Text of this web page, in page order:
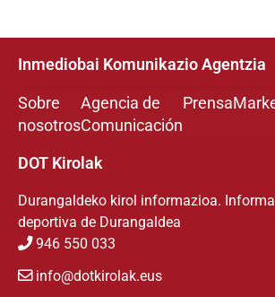
Inmediobai Komunikazio Agentzia
Sobre
nosotros
Agencia de
Comunicación
Prensa
DOT Kirolak
Durangaldeko kirol informazioa.
deportiva de Durangaldea
946 550 033
info@dotkirolak.eus